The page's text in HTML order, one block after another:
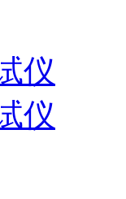
仪
仪